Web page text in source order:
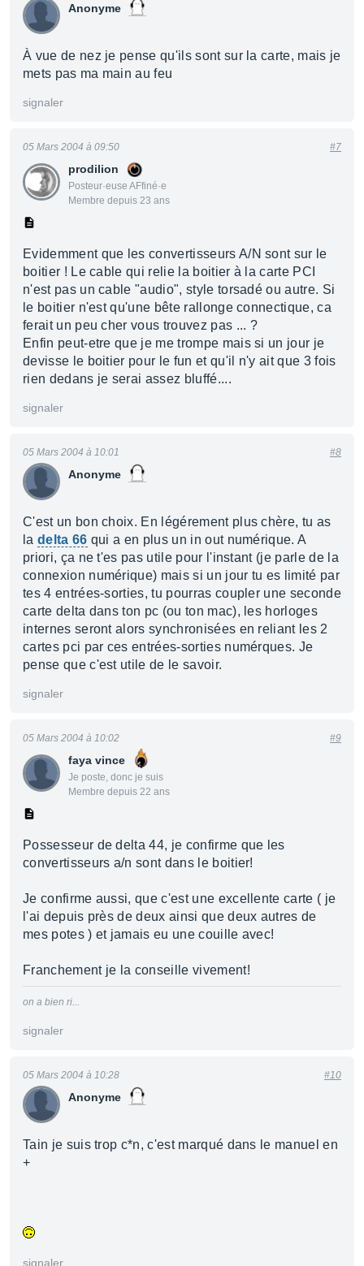
Anonyme
À vue de nez je pense qu'ils sont sur la carte, mais je
mets pas ma main au feu
signaler
prodilion
Posteur·euse AFfiné·e
Membre depuis 23 ans
05 Mars 2004 à 09:50 #7
Evidemment que les convertisseurs A/N sont sur le
boitier ! Le cable qui relie la boitier à la carte PCI
n'est pas un cable "audio", style torsadé ou autre. Si
le boitier n'est qu'une bête rallonge connectique, ca
ferait un peu cher vous trouvez pas ... ?
Enfin peut-etre que je me trompe mais si un jour je
devisse le boitier pour le fun et qu'il n'y ait que 3 fois
rien dedans je serai assez bluffé....
signaler
Anonyme
05 Mars 2004 à 10:01 #8
C'est un bon choix. En légérement plus chère, tu as
la delta 66 qui a en plus un in out numérique. A
priori, ça ne t'es pas utile pour l'instant (je parle de la
connexion numérique) mais si un jour tu es limité par
tes 4 entrées-sorties, tu pourras coupler une seconde
carte delta dans ton pc (ou ton mac), les horloges
internes seront alors synchronisées en reliant les 2
cartes pci par ces entrées-sorties numérques. Je
pense que c'est utile de le savoir.
signaler
faya vince
Je poste, donc je suis
Membre depuis 22 ans
05 Mars 2004 à 10:02 #9
Possesseur de delta 44, je confirme que les
convertisseurs a/n sont dans le boitier!
Je confirme aussi, que c'est une excellente carte ( je
l'ai depuis près de deux ainsi que deux autres de
mes potes ) et jamais eu une couille avec!
Franchement je la conseille vivement!
on a bien ri...
signaler
Anonyme
05 Mars 2004 à 10:28 #10
Tain je suis trop c*n, c'est marqué dans le manuel en
+
signaler